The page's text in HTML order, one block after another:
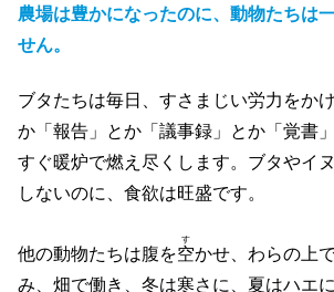
農場は豊かになったのに、動物たちは
せん。
ブタたちは毎日、すさまじい労力をか
か「報告」とか「議事録」とか「覚書
すぐ暖炉で燃え尽くします。ブタやイ
しないのに、食欲は旺盛です。
他の動物たちは腹を空
す
かせ、わらの上
み、畑で働き、冬は寒さに、夏はハエ